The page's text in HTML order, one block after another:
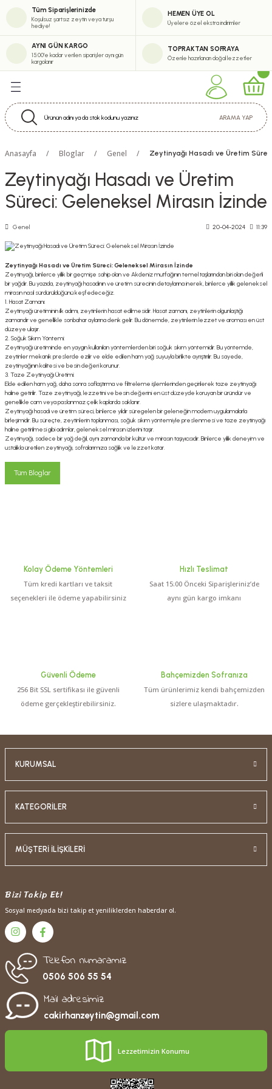
Tüm Siparişlerinizde
Koşulsuz şartsız zeytin veya turşu
hediye!
HEMEN ÜYE OL
Üyelere özel ekstra indirimler
AYNI GÜN KARGO
15:00'e kadar verilen siparişler aynı gün
kargolanır
TOPRAKTAN SOFRAYA
Özenle hazırlanan doğal lezzetler
ARAMA YAP
Zeytinyağı Serisi
Sızma Zeytinyağı Çeşitleri
Çeşitleri
Çeşitleri
Anasayfa Bloglar Genel Zeytinyağı Hasadı ve Üretim
Zeytinyağı Hasadı ve Üretim
Süreci: Geleneksel Mirasın İzinde
Genel 20-04-2024 11:39
Zeytinyağı Hasadı ve Üretim Süreci: Geleneksel Mirasın İzinde
Zeytinyağı, binlerce yıllık bir geçmişe sahip olan ve Akdeniz mutfağının temel taşlarından biri olan değerli
bir yağdır. Bu yazıda, zeytinyağı hasadının ve üretim sürecinin detaylarına inerek, binlerce yıllık geleneksel
mirasın nasıl sürdürüldüğünü keşfedeceğiz.
1. Hasat Zamanı:
Zeytinyağı üretiminin ilk adımı, zeytinlerin hasat edilmesidir. Hasat zamanı, zeytinlerin olgunlaştığı
zamandır ve genellikle sonbahar aylarına denk gelir. Bu dönemde, zeytinlerin lezzet ve aroması en üst
düzeye ulaşır.
2. Soğuk Sıkım Yöntemi:
Zeytinyağı üretiminde en yaygın kullanılan yöntemlerden biri soğuk sıkım yöntemidir. Bu yöntemde,
zeytinler mekanik preslerde ezilir ve elde edilen ham yağ suyuyla birlikte ayrıştırılır. Bu sayede,
zeytinyağının kalitesi ve besin değeri korunur.
3. Taze Zeytinyağı Üretimi:
Elde edilen ham yağ, daha sonra saflaştırma ve filtreleme işlemlerinden geçirilerek taze zeytinyağı
haline getirilir. Taze zeytinyağı, lezzetini ve besin değerini en üst düzeyde koruyan bir üründür ve
genellikle cam veya paslanmaz çelik kaplarda saklanır.
Zeytinyağı hasadı ve üretim süreci, binlerce yıldır süregelen bir geleneğin modern uygulamalarla
birleşimidir. Bu süreçte, zeytinlerin toplanması, soğuk sıkım yöntemiyle preslenmesi ve taze zeytinyağı
haline getirilmesi gibi adımlar, geleneksel mirasın izlerini taşır.
Zeytinyağı, sadece bir yağ değil, aynı zamanda bir kültür ve mirasın taşıyıcısıdır. Binlerce yıllık deneyim ve
ustalıkla üretilen zeytinyağı, sofralarımıza sağlık ve lezzet katar.
Tüm Bloglar
Kolay Ödeme Yöntemleri
Tüm kredi kartları ve taksit
seçenekleri ile ödeme yapabilirsiniz
Hızlı Teslimat
Saat 15:00 Önceki Siparişleriniz’de
aynı gün kargo imkanı
Güvenli Ödeme
256 Bit SSL sertifikası ile güvenli
ödeme gerçekleştirebilirsiniz.
Bahçemizden Sofranıza
Tüm ürünlerimiz kendi bahçemizden
sizlere ulaşmaktadır.
KURUMSAL
KATEGORİLER
MÜŞTERİ İLİŞKİLERİ
Bizi Takip Et!
Sosyal medyada bizi takip et yeniliklerden haberdar ol.
Telefon numaramız
0506 506 55 54
Mail adresimiz
cakirhanzeytin@gmail.com
Lezzetimizin Konumu